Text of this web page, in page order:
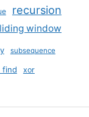
recursion
window
subsequence
find xor